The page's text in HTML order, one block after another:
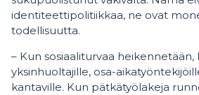
identiteettipolitiikkaa, ne ovat
todellisuutta.
– Kun sosiaaliturvaa heikennetään,
yksinhuoltajille, osa-
kantaville. Kun pätkätyölakeja